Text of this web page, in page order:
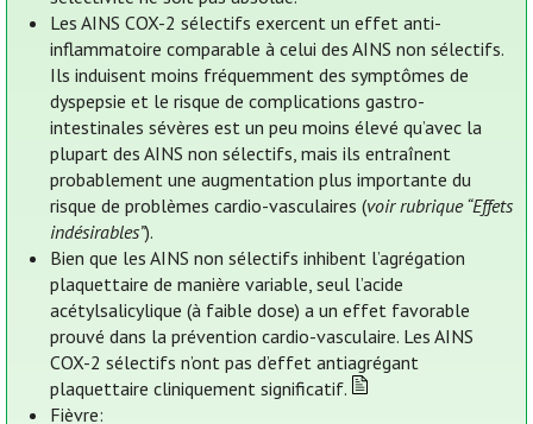
Les AINS COX-2 sélectifs exercent un effet anti-
inflammatoire comparable à celui des AINS non sélectifs.
Ils induisent moins fréquemment des symptômes de
dyspepsie et le risque de complications gastro-
intestinales sévères est un peu moins élevé qu’avec la
plupart des AINS non sélectifs, mais ils entraînent
probablement une augmentation plus importante du
risque de problèmes cardio-vasculaires (voir rubrique “Effets
indésirables”).
Bien que les AINS non sélectifs inhibent l’agrégation
plaquettaire de manière variable, seul l’acide
acétylsalicylique (à faible dose) a un effet favorable
prouvé dans la prévention cardio-vasculaire. Les AINS
COX-2 sélectifs n’ont pas d’effet antiagrégant
plaquettaire cliniquement significatif.
Fièvre: